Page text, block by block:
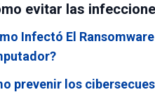
evitar las
Infectó El
prevenir los